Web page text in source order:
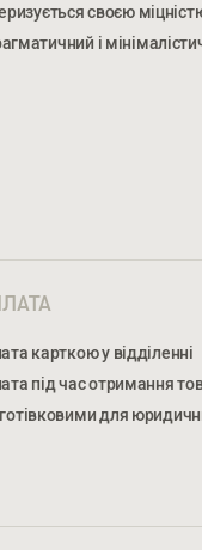
своєю
і
карткою у відділенні
під час отримання
для